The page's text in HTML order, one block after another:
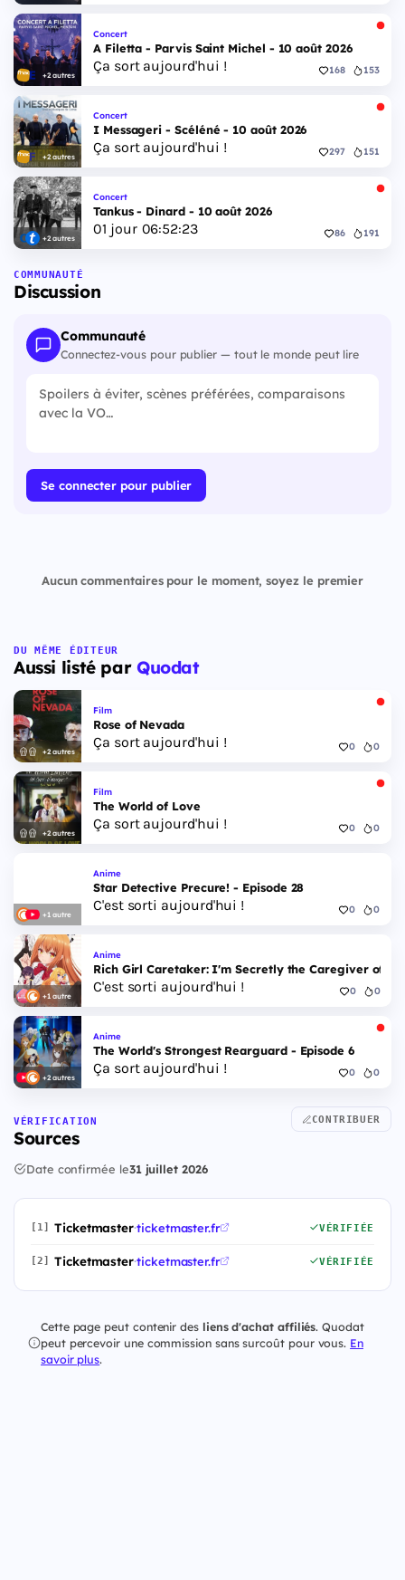
+2 autres
Concert
A Filetta - Parvis Saint Michel - 10 août 2026
Ça sort aujourd'hui ! 168 153
+2 autres
Concert
I Messageri - Scéléné - 10 août 2026
Ça sort aujourd'hui ! 297 151
+2 autres
Concert
Tankus - Dinard - 10 août 2026
01 jour 06:52:22 86 191
COMMUNAUTÉ
Discussion
Communauté
Connectez-vous pour publier — tout le monde peut lire
Se connecter pour publier
Aucun commentaires pour le moment, soyez le premier
DU MÊME ÉDITEUR
Aussi listé par Quodat
+2 autres
Film
Rose of Nevada
Ça sort aujourd'hui ! 0 0
+2 autres
Film
The World of Love
Ça sort aujourd'hui ! 0 0
+1 autre
Anime
Star Detective Precure! - Episode 28
C'est sorti aujourd'hui ! 0 0
+1 autre
Anime
Rich Girl Caretaker: I'm Secretly the Caregiver of
C'est sorti aujourd'hui ! 0 0
+2 autres
Anime
The World's Strongest Rearguard - Episode 6
Ça sort aujourd'hui ! 0 0
VÉRIFICATION
Sources
CONTRIBUER
Date confirmée le31 juillet 2026
[1] Ticketmaster·ticketmaster.fr VÉRIFIÉE
[2] Ticketmaster·ticketmaster.fr VÉRIFIÉE
Cette page peut contenir des liens d'achat affiliés. Quodat
peut percevoir une commission sans surcoût pour vous. En
savoir plus.